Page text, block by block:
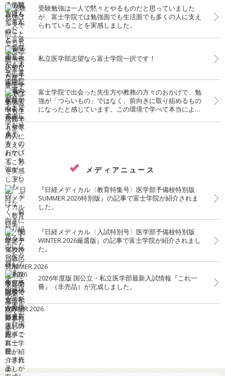
受験勉強は一人で黙々とやるものだと思っていました
が、富士学院では勉強面でも生活面でも多くの人に支え
られていることを実感しました。
私立医学部志望なら富士学院一択です！
富士学院で出会った先生方や教務の方々のおかげで、勉
強が「つらいもの」ではなく、前向きに取り組めるもの
になったと感じています。この環境で学べて本当によか
メディアニュース
『日経メディカル〈教育特集号〉医学部予備校特別版
SUMMER.2026特別版』の記事で富士学院が紹介されま
した。
『日経メディカル〈入試特別号〉医学部予備校特別版
WINTER.2026厳選版』の記事で富士学院が紹介されまし
た。
2026年度版 国公立・私立医学部最新入試情報『これ一
冊』（非売品）が完成しました。